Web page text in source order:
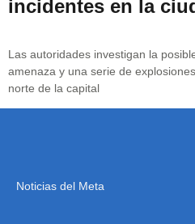
incidentes en la
Las autoridades investigan la
amenaza y una serie de
norte de la capital
Noticias del Meta